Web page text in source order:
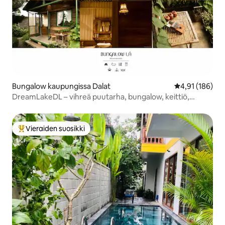
Bungalow kaupungissa Dalat
4,91 (186)
DreamLakeDL – vihreä puutarha, bungalow, keittiö,
Vieraiden suosikkien parhaimmistoa
Vieraiden suosikki